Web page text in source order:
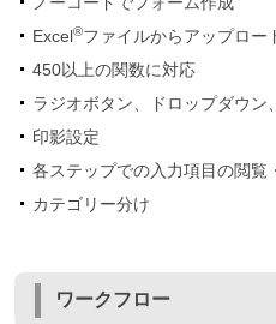
Excel®ファイルからアップロー
450以上の関数に対応
ラジオボタン、ドロップダウン
印影設定
各ステップでの入力項目の閲覧
カテゴリー分け
ワークフロー